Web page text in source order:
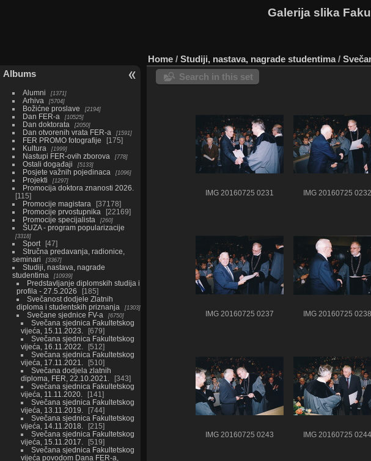
Galerija slika
Albums
Alumni 1371
Arhiva 5704
Božićne proslave 2194
Dan FER-a 10525
Dan doktorata 2050
Dan otvorenih vrata FER-a 1591
FER PROMO fotografije
175
Kultura
1999
Nastupi FER-ovih zborova 778
Ostali događaji 5133
Posjete važnih pojedinaca 1096
Projekti 1297
Promocija doktora znanosti 2026.
115
Promocije magistara
37178
Promocije prvostupnika
22169
Promocije specijalista
260
ŠUZA - program popularizacije
3318
Sport
47
Stručna predavanja, radionice,
seminari
3367
Studiji, nastava, nagrade
studentima
10939
Predstavljanje diplomskih studija i
profila - 27.5.2026
185
Svečanost dodjele Zlatnih
diploma i studentskih priznanja
1303
Svečane sjednice FV-a 6750
Svečana sjednica Fakultetskog
vijeća, 15.11.2023.
679
Svečana sjednica Fakultetskog
vijeća, 16.11.2022.
512
Svečana sjednica Fakultetskog
vijeća, 17.11.2021.
510
Svečana dodjela zlatnih
diploma, FER, 22.10.2021.
343
Svečana sjednica Fakultetskog
vijeća, 11.11.2020.
141
Svečana sjednica Fakultetskog
vijeća, 13.11.2019.
744
Svečana sjednica Fakultetskog
vijeća, 14.11.2018.
215
Svečana sjednica Fakultetskog
vijeća, 15.11.2017.
519
Svečana sjednica Fakultetskog
vijeća povodom Dana FER-a,
Home / Studiji, nastava, nagrade studentima/
Search in this set
IMG 20160725 0231 IMG 20160725 0232
IMG 20160725 0237 IMG 20160725 0238
IMG 20160725 0243 IMG 20160725 0244